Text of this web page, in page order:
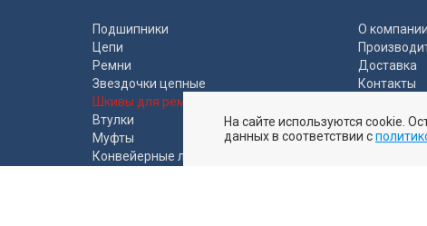
Подшипники
Цепи
Ремни
Звездочки цепные
Шкивы для ремней
Втулки
Муфты
Конвейерные ленты
О компании
Доставка
Контакты
На сайте используются cookie.
данных в соответствии с